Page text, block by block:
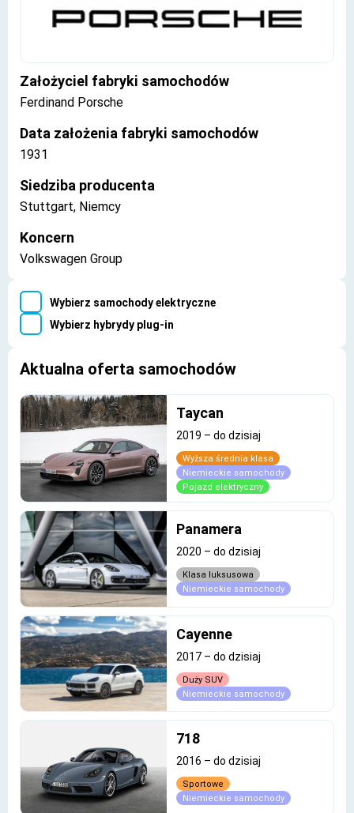
Założyciel fabryki samochodów
Ferdinand Porsche
Data założenia fabryki samochodów
1931
Siedziba producenta
Stuttgart, Niemcy
Koncern
Volkswagen Group
Wybierz samochody elektryczne
Wybierz hybrydy plug-in
Aktualna oferta samochodów
Taycan
2019 – do dzisiaj
Wyższa średnia klasa
Niemieckie samochody
Pojazd elektryczny
Panamera
2020 – do dzisiaj
Klasa luksusowa
Niemieckie samochody
Cayenne
2017 – do dzisiaj
Duży SUV
Niemieckie samochody
718
2016 – do dzisiaj
Sportowe
Niemieckie samochody